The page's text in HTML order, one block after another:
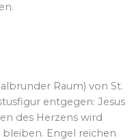
Raum) von St.
entgegen: Jesus
des Herzens wird
Engel reichen